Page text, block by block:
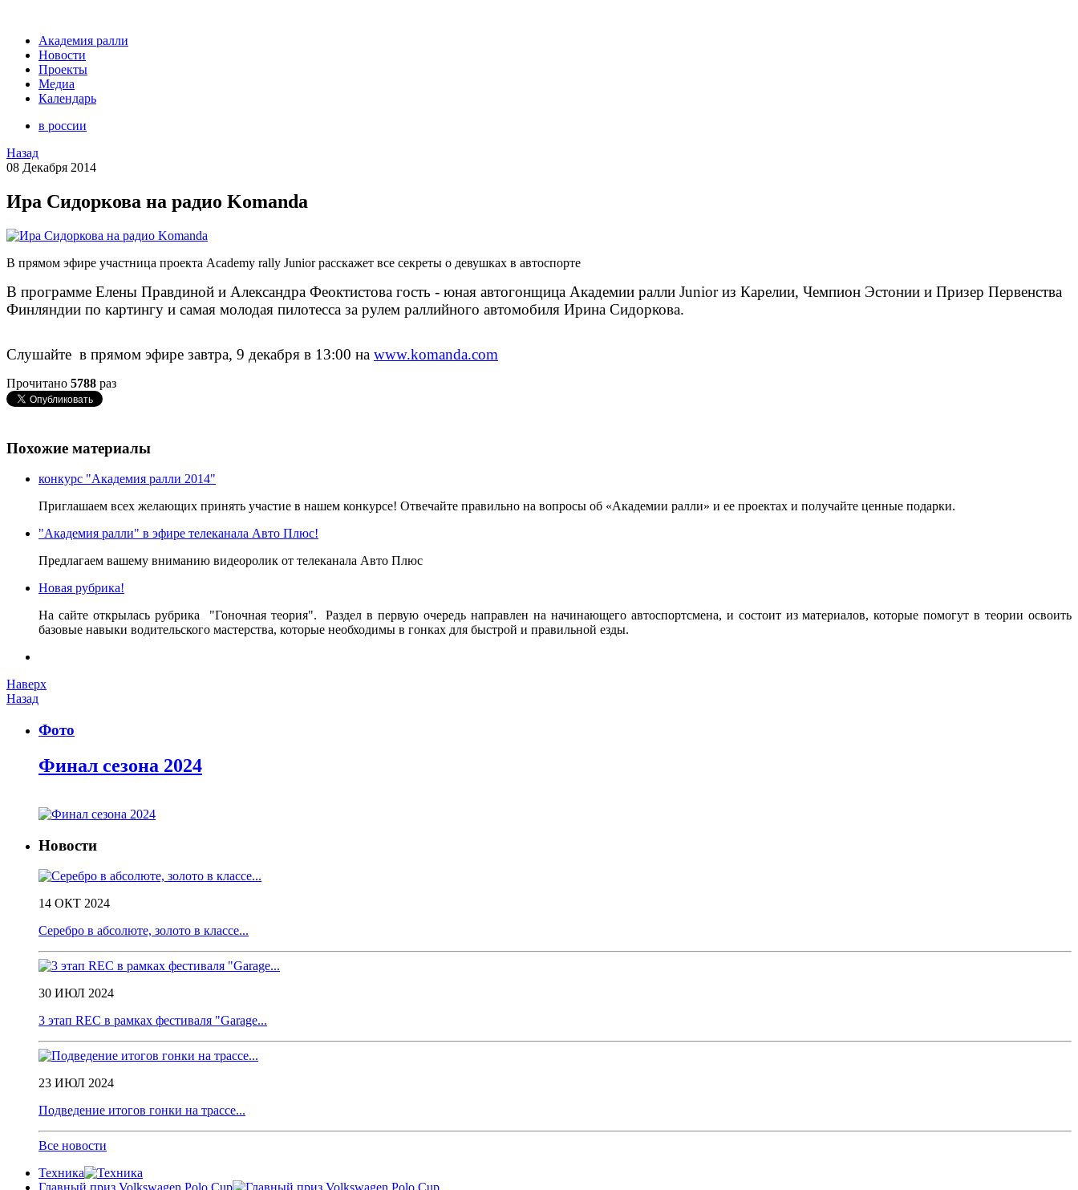
Академия ралли
Новости
Проекты
Медиа
Календарь
в россии
Назад
08 Декабря 2014
Ира Сидоркова на радио Komanda
В прямом эфире участница проекта Academy rally Junior расскажет все секреты о девушках в автоспорте
В программе Елены Правдиной и Александра Феоктистова гость - юная автогонщица Академии ралли Junior из Карелии, Чемпион Эстонии и Призер Первенства
Финляндии по картингу и самая молодая пилотесса за рулем раллийного автомобиля Ирина Сидоркова.
Слушайте в прямом эфире завтра, 9 декабря в 13:00 на www.komanda.com
Прочитано 5788 раз
Похожие материалы
конкурс "Академия ралли 2014"
Приглашаем всех желающих принять участие в нашем конкурсе! Отвечайте правильно на вопросы об «Академии ралли» и ее проектах и получайте ценные подарки.
"Академия ралли" в эфире телеканала Авто Плюс!
Предлагаем вашему вниманию видеоролик от телеканала Авто Плюс
Новая рубрика!
На сайте открылась рубрика "Гоночная теория". Раздел в первую очередь направлен на начинающего автоспортсмена, и состоит из материалов, которые помогут в теории освоить
базовые навыки водительского мастерства, которые необходимы в гонках для быстрой и правильной езды.
Наверх
Назад
Фото
Финал сезона 2024
Новости
14 ОКТ 2024
Серебро в абсолюте, золото в классе...
30 ИЮЛ 2024
3 этап REC в рамках фестиваля "Garage...
23 ИЮЛ 2024
Подведение итогов гонки на трассе...
Все новости
Техника